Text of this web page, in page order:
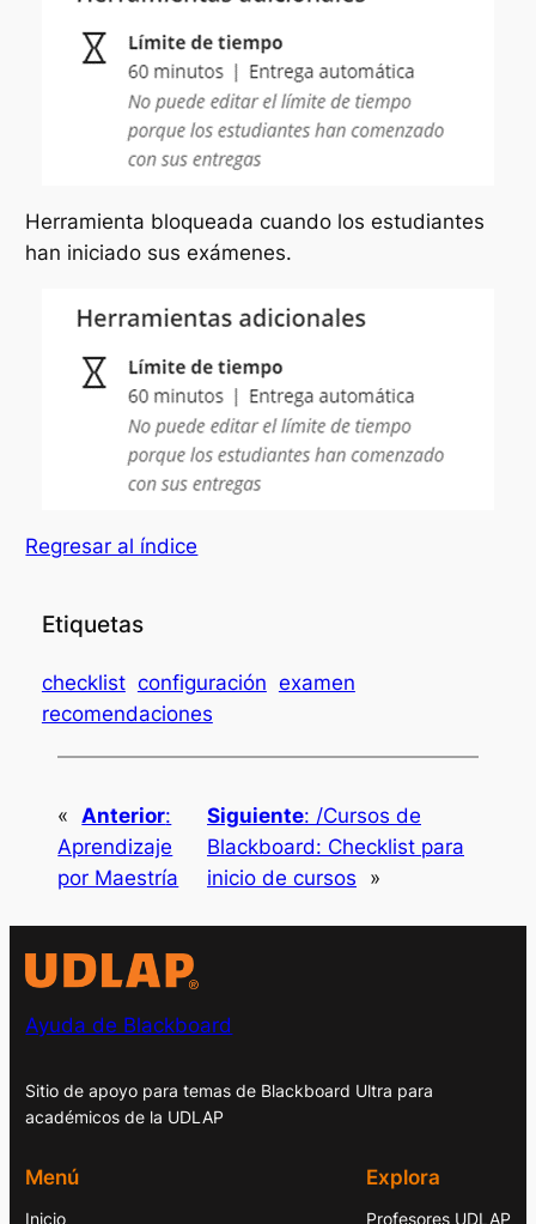
Herramienta bloqueada cuando los estudiantes
han iniciado sus exámenes.
Regresar al índice
Etiquetas
checklist configuración examen
recomendaciones
« Anterior:
Aprendizaje
por Maestría
Siguiente: /Cursos de
Blackboard: Checklist para
inicio de cursos
»
Ayuda de Blackboard
Sitio de apoyo para temas de Blackboard Ultra para
académicos de la UDLAP
Menú
Inicio
Explora
Profesores UDLAP